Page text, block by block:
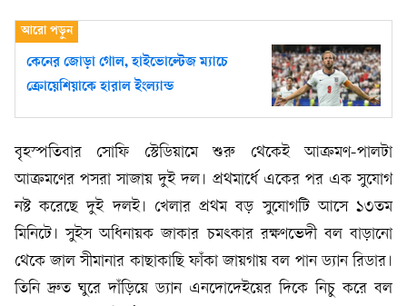
কেনের জোড়া গোল, হাইভোল্টেজ ম্যাচে
ক্রোয়েশিয়াকে হারাল ইংল্যান্ড
বৃহস্পতিবার সোফি স্টেডিয়ামে শুরু থেকেই আক্রমণ-পালটা
আক্রমণের পসরা সাজায় দুই দল। প্রথমার্ধে একের পর এক সুযোগ
নষ্ট করেছে দুই দলই। খেলার প্রথম বড় সুযোগটি আসে ১৩তম
মিনিটে। সুইস অধিনায়ক জাকার চমৎকার রক্ষণভেদী বল বাড়ানো
থেকে জাল সীমানার কাছাকাছি ফাঁকা জায়গায় বল পান ড্যান রিডার।
তিনি দ্রুত ঘুরে দাঁড়িয়ে ড্যান এনদোদেইয়ের দিকে নিচু করে বল